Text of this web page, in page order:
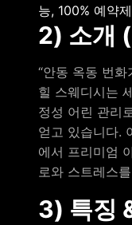
능, 100% 예약제
2) 소개
“안동 옥동 번
힐 스웨디시는
정성 어린 관리
얻고 있습니다.
에서 프리미엄
로와 스트레스
3) 특징